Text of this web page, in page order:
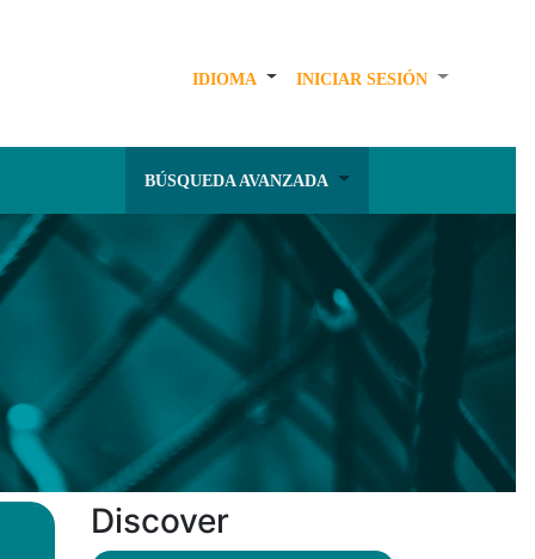
IDIOMA INICIAR SESIÓN
BÚSQUEDA AVANZADA
Discover